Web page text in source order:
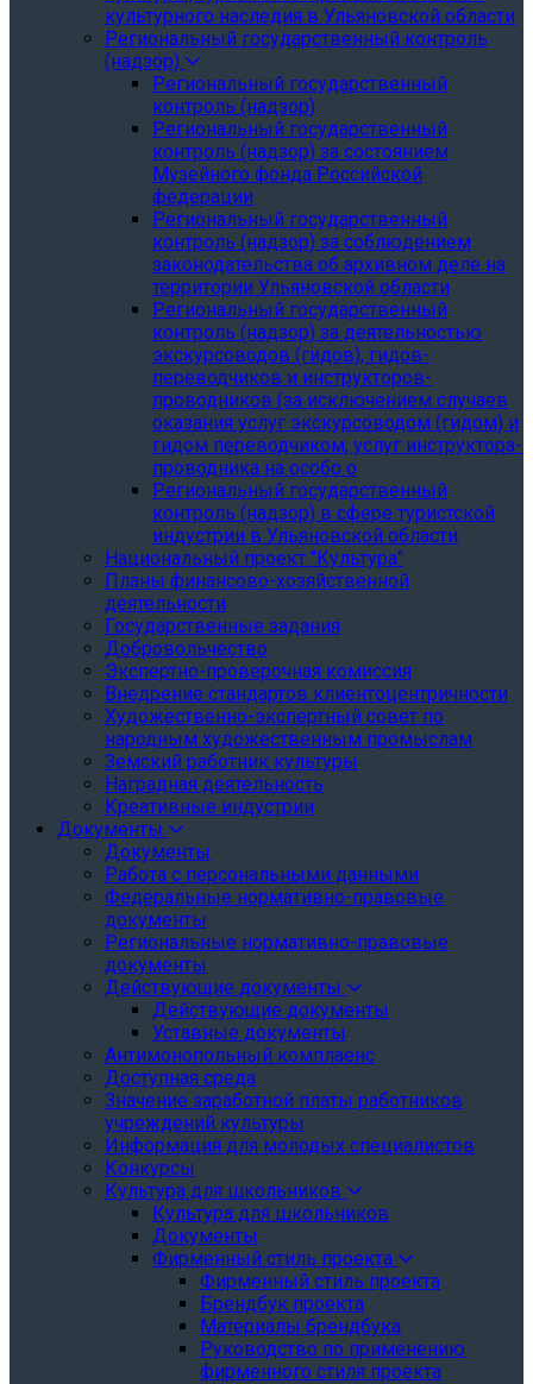
культурного наследия в Ульяновской области
Региональный государственный контроль
(надзор)
Региональный государственный
контроль (надзор)
Региональный государственный
контроль (надзор) за состоянием
Музейного фонда Российской
федерации
Региональный государственный
контроль (надзор) за соблюдением
законодательства об архивном деле на
территории Ульяновской области
Региональный государственный
контроль (надзор) за деятельностью
экскурсоводов (гидов), гидов-
переводчиков и инструкторов-
проводников (за исключением случаев
оказания услуг экскурсоводом (гидом) и
гидом переводчиком, услуг инструктора-
проводника на особо о
Региональный государственный
контроль (надзор) в сфере туристской
индустрии в Ульяновской области
Национальный проект "Культура"
Планы финансово-хозяйственной
деятельности
Государственные задания
Добровольчество
Экспертно-проверочная комиссия
Внедрение стандартов клиентоцентричности
Художественно-экспертный совет по
народным художественным промыслам
Земский работник культуры
Наградная деятельность
Креативные индустрии
Документы
Документы
Работа с персональными данными
Федеральные нормативно-правовые
документы
Региональные нормативно-правовые
документы
Действующие документы
Действующие документы
Уставные документы
Антимонопольный комплаенс
Доступная среда
Значение заработной платы работников
учреждений культуры
Информация для молодых специалистов
Конкурсы
Культура для школьников
Культура для школьников
Документы
Фирменный стиль проекта
Фирменный стиль проекта
Брендбук проекта
Материалы брендбука
Руководство по применению
фирменного стиля проекта